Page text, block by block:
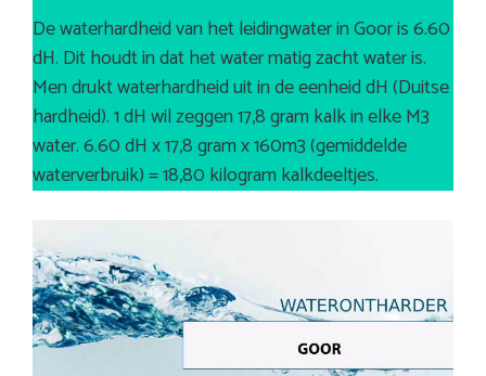
De waterhardheid van het leidingwater in Goor is 6.60
dH. Dit houdt in dat het water matig zacht water is.
Men drukt waterhardheid uit in de eenheid dH (Duitse
hardheid). 1 dH wil zeggen 17,8 gram kalk in elke M3
water. 6.60 dH x 17,8 gram x 160m3 (gemiddelde
waterverbruik) = 18,80 kilogram kalkdeeltjes.